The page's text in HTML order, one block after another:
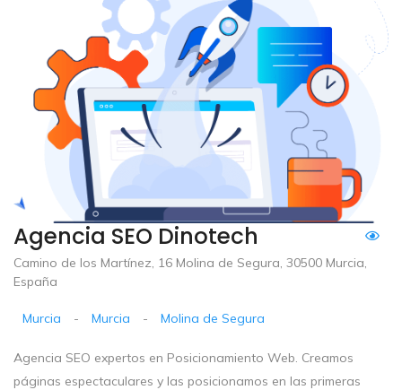
Agencia SEO Dinotech
Camino de los Martínez, 16 Molina de Segura, 30500 Murcia,
España
Murcia - Murcia - Molina de Segura
Agencia SEO expertos en Posicionamiento Web. Creamos
páginas espectaculares y las posicionamos en las primeras